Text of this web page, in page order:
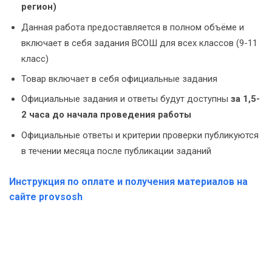
регион)
Данная работа предоставляется в полном объёме и
включает в себя задания ВСОШ для всех классов (9-11
класс)
Товар включает в себя официальные задания
Официальные задания и ответы будут доступны за 1,5-
2 часа до начала проведения работы
Официальные ответы и критерии проверки публикуются
в течении месяца после публикации заданий
Инструкция по оплате и получения материалов на
сайте provsosh